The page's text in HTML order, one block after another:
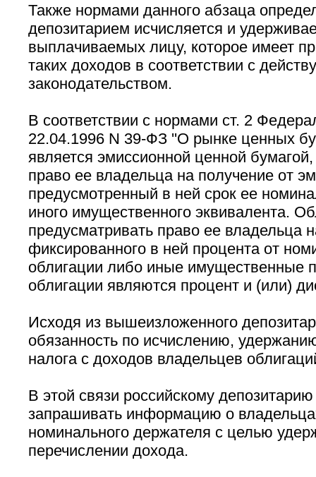
Также нормами данного абзаца
депозитарием исчисляется и
выплачиваемых лицу, которое имеет
таких доходов в соответствии с
законодательством.
В соответствии с нормами ст. 2
22.04.1996 N 39-ФЗ ''О рынке ценных
является эмиссионной ценной
право ее владельца на получение от
предусмотренный в ней срок ее
иного имущественного эквивалента.
предусматривать право ее владельца
фиксированного в ней процента от
облигации либо иные имущественные
облигации являются процент и (или)
Исходя из вышеизложенного
обязанность по исчислению,
налога с доходов владельцев
В этой связи российскому
запрашивать информацию о
номинального держателя с целью
перечислении дохода.